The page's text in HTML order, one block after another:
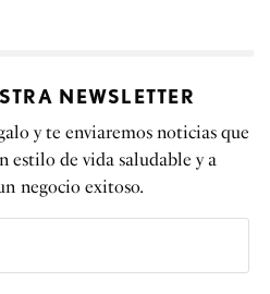
NEWSLETTER
y te enviaremos noticias que
estilo de vida saludable y a
negocio exitoso.